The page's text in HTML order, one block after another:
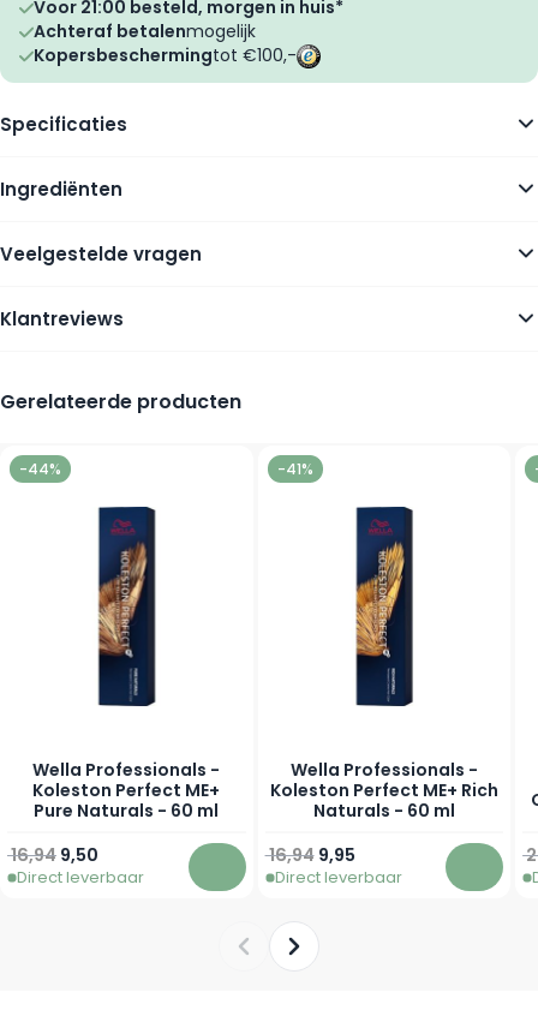
Voor 21:00 besteld, morgen in huis*
Achteraf betalenmogelijk
Kopersbeschermingtot €100,-
Specificaties
Ingrediënten
Veelgestelde vragen
Klantreviews
Gerelateerde producten
Navigating through the elements of the carousel is possible
Press to skip carousel
Press to go to carousel navigation
-44%
Wella Professionals -
Koleston Perfect ME+
Pure Naturals - 60 ml
Vanaf
9,50
Normale prijs
16,94
Direct leverbaar In winkelwagen
-41%
Wella Professionals -
Koleston Perfect ME+ Rich
Naturals - 60 ml
Vanaf
9,95
Normale prijs
16,94
Direct leverbaar In